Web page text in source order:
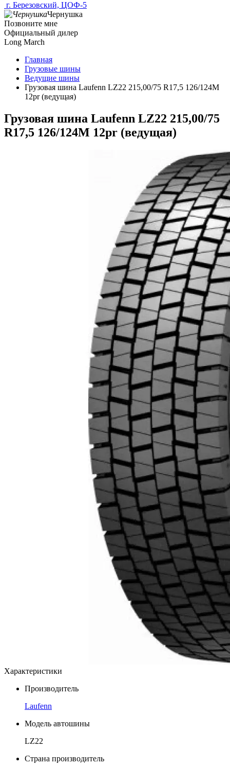
г. Березовский, ЦОФ-5
Чернушка
Позвоните мне
Официальный дилер
Long March
Главная
Грузовые шины
Ведущие шины
Грузовая шина Laufenn LZ22 215,00/75 R17,5 126/124M
12pr (ведущая)
Грузовая шина Laufenn LZ22 215,00/75
R17,5 126/124M 12pr (ведущая)
Характеристики
Производитель
Laufenn
Модель автошины
LZ22
Страна производитель